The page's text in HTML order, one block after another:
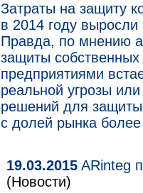
Затраты на защиту
в 2014 году
Правда, по мнению
защиты
предприятиями
реальной угрозы
решений для
с долей рынка
19.03.2015 ARinteg
(Новости)